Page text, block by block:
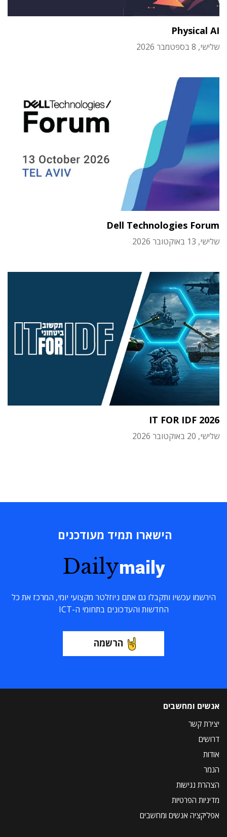
Physical AI
שלישי, 8 בספטמבר 2026
Dell Technologies Forum
שלישי, 13 באוקטובר 2026
IT FOR IDF 2026
שלישי, 20 באוקטובר 2026
הישארו תמיד מעודכנים
Dailymaily
הירשמו עכשיו ותקבלו גם אתם ניוזלטר מקצועי יומי, המרכז את כל
החדשות והעדכונים בתחומי ה-ICT
הרשמה
אנשים ומחשבים
יצירת קשר
דרושים
אודות
הנמר
הצהרת נגישות
מדיניות הפרטיות
אפליקציה אנשים ומחשבים